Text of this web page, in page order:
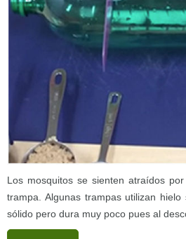
Los mosquitos se sienten atraídos
trampa. Algunas trampas utilizan
sólido pero dura muy poco pues al